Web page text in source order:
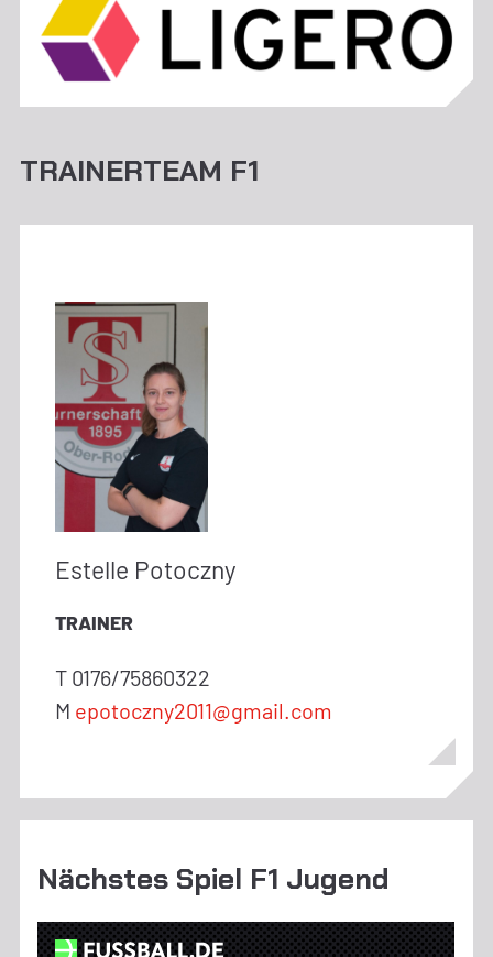
TRAINERTEAM F1
Estelle Potoczny
TRAINER
T 0176/75860322
M epotoczny2011@gmail.com
Nächstes Spiel F1 Jugend